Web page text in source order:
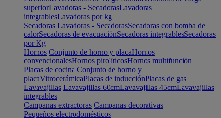
superiorLavadoras - SecadorasLavadoras
integrablesLavadoras por kg
Secadoras Lavadoras - SecadorasSecadoras con bomba de
calorSecadoras de evacuaciónSecadoras integrablesSecadoras
por Kg
Hornos Conjunto de horno y placaHornos
convencionalesHornos pirolíticosHornos multifunción
Placas de cocina Conjunto de horno y
placaVitrocerámicaPlacas de inducciónPlacas de gas
Lavavajillas Lavavajillas 60cmLavavajillas 45cmLavavajillas
integrables
Campanas extractoras Campanas decorativas
Pequeños electrodomésticos